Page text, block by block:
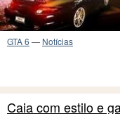
GTA 6 — Notícias
Caia com estilo e